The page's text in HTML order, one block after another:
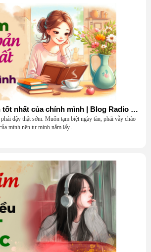
Đi tìm phiên bản tốt nhất của chính mình | Blog Radio 903
dậy thật sớm. Muốn tạm biệt ngày tàn, phải vẫy chào
mình nên tự mình nắm lấy...